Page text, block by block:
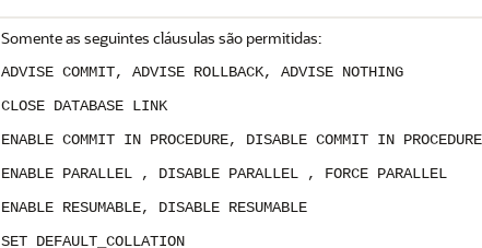
Somente as seguintes cláusulas são permitidas:
ADVISE COMMIT, ADVISE ROLLBACK, ADVISE NOTHING
CLOSE DATABASE LINK
ENABLE COMMIT IN PROCEDURE, DISABLE COMMIT IN PROCEDURE
ENABLE PARALLEL
, DISABLE PARALLEL
, FORCE PARALLEL
ENABLE RESUMABLE, DISABLE RESUMABLE
SET DEFAULT_COLLATION